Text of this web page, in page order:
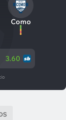
Como
3.60